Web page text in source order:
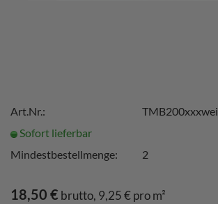
Art.Nr.:
TMB200xxxwei
Sofort lieferbar
Mindestbestellmenge:
2
18,50 € brutto, 9,25 € pro m²